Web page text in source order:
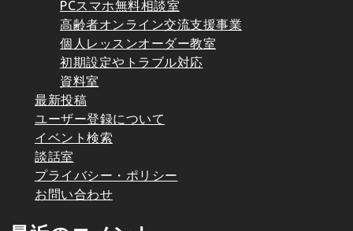
PCスマホ無料相談室
高齢者オンライン交流支援事業
個人レッスンオーダー教室
初期設定やトラブル対応
資料室
最新投稿
ユーザー登録について
イベント検索
談話室
プライバシー・ポリシー
お問い合わせ